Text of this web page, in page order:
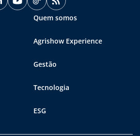
Quem somos
Agrishow Experience
Gestão
Tecnologia
ESG